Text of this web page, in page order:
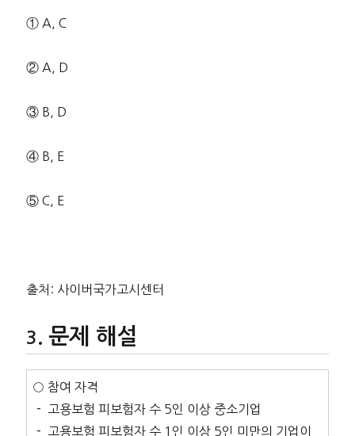
① A, C
② A, D
③ B, D
④ B, E
⑤ C, E
출처: 사이버국가고시센터
문제 해설
○ 참여 자격
－ 고용보험 피보험자 수 5인 이상 중소기업
－ 고용보험 피보험자 수 1인 이상 5인 미만의 기업이